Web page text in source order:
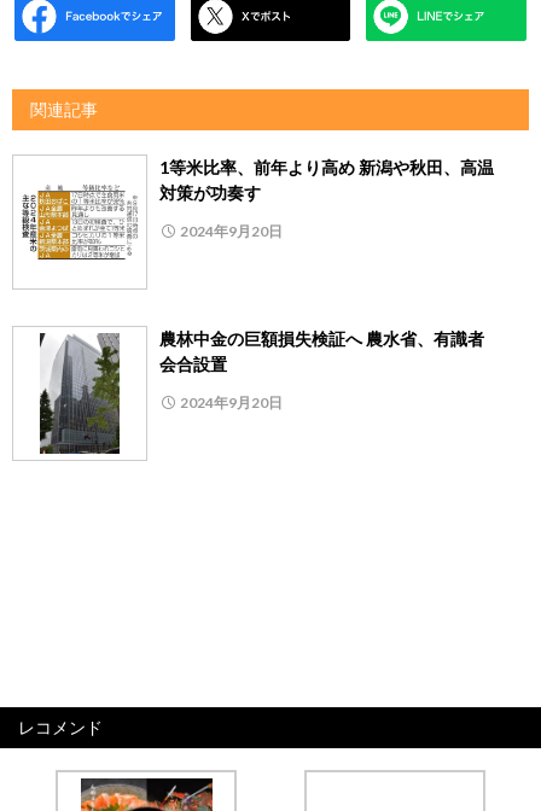
関連記事
1等米比率、前年より高め 新潟や秋田、高温
対策が功奏す
2024年9月20日
農林中金の巨額損失検証へ 農水省、有識者
会合設置
2024年9月20日
レコメンド